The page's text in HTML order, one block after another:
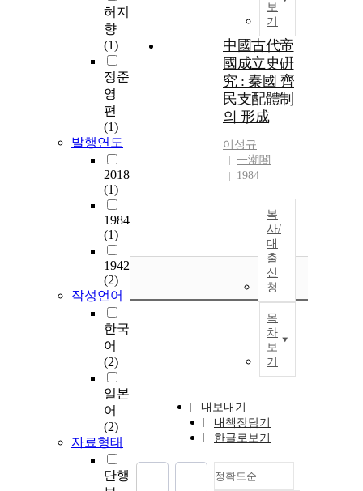
허지
향
(1)
정준
영
편
(1)
발행연도
2018
(1)
1984
(1)
1942
(2)
작성언어
한국
어
(2)
일본
어
(2)
자료형태
단행
보
기
中國古代帝
國成立史硏
究 : 秦國 齊
民支配體制
의 形成
이성규
一潮閣
1984
복
사/
대
출
신
청
목
차
보
기
내보내기
내책장담기
한글로보기
정확도순